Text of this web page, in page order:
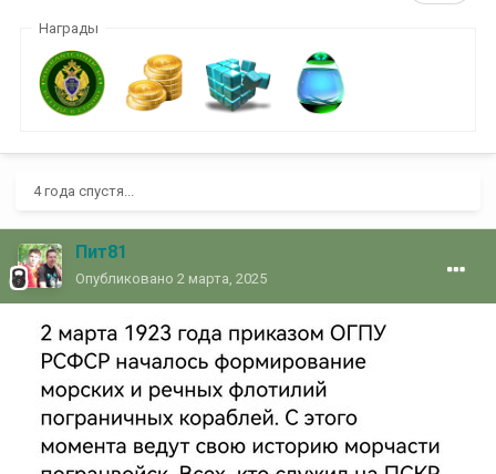
Награды
4 года спустя...
Пит81
Опубликовано 2 марта, 2025